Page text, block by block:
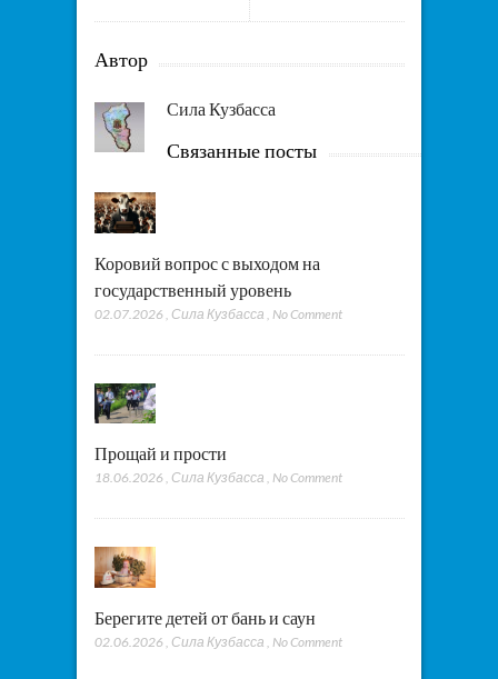
Автор
Сила Кузбасса
Связанные посты
Коровий вопрос с выходом на
государственный уровень
02.07.2026 Сила Кузбасса No Comment
Прощай и прости
18.06.2026 , Сила Кузбасса , No Comment
Берегите детей от бань и саун
02.06.2026 Сила Кузбасса No Comment